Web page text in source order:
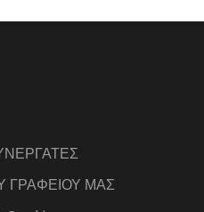
ΓΡΑΦΕΙΟΥ ΜΑΣ